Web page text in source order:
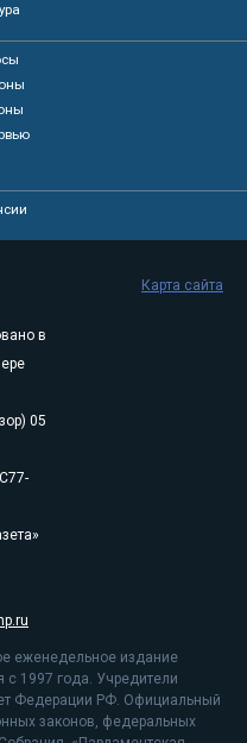
в
05
еженедельное издание
1997 года. Учредители
Федерации РФ. Официальный
законов, федеральных
Карта сайта